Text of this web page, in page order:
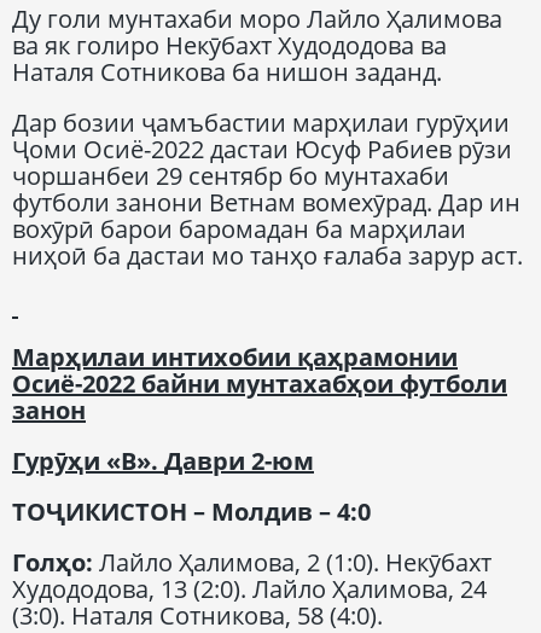
Ду голи мунтахаби моро Лайло Ҳалимова
ва як голиро Некӯбахт Худододова ва
Наталя Сотникова ба нишон заданд.
Дар бозии ҷамъбастии марҳилаи гурӯҳии
Ҷоми Осиё-2022 дастаи Юсуф Рабиев рӯзи
чоршанбеи 29 сентябр бо мунтахаби
футболи занони Ветнам вомехӯрад. Дар ин
вохӯрӣ барои баромадан ба марҳилаи
ниҳоӣ ба дастаи мо танҳо ғалаба зарур аст.
Марҳилаи интихобии қаҳрамонии
Осиё-2022 байни мунтахабҳои футболи
занон
Гурӯҳи «В». Даври 2-юм
ТОҶИКИСТОН – Молдив – 4:0
Голҳо: Лайло Ҳалимова, 2 (1:0). Некӯбахт
Худододова, 13 (2:0). Лайло Ҳалимова, 24
(3:0). Наталя Сотникова, 58 (4:0).